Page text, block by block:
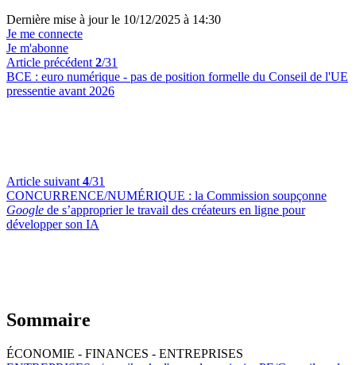
Dernière mise à jour le 10/12/2025 à 14:30
Je me connecte
Je m'abonne
Article précédent 2/31
BCE : euro numérique - pas de position formelle du Conseil de l'UE
pressentie avant 2026
Article suivant 4/31
CONCURRENCE/NUMÉRIQUE : la Commission soupçonne
Google de s’approprier le travail des créateurs en ligne pour
développer son IA
Sommaire
ÉCONOMIE - FINANCES - ENTREPRISES